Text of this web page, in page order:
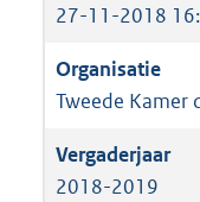
27-11-2018
Tweede Kamer
2018-2019